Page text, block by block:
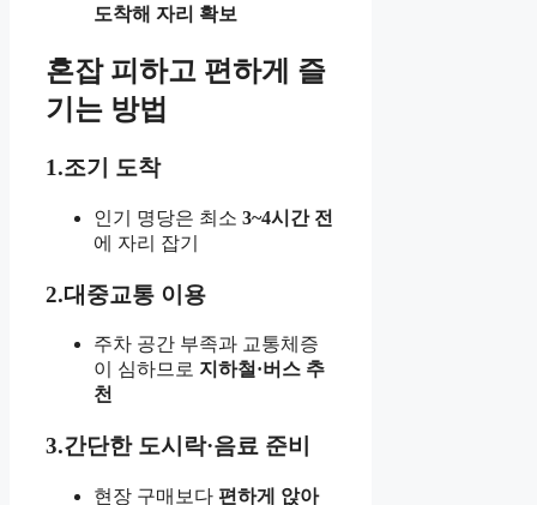
도착해 자리 확보
혼잡 피하고 편하게 즐
기는 방법
1.조기 도착
인기 명당은 최소 3~4시간 전
에 자리 잡기
2.대중교통 이용
주차 공간 부족과 교통체증
이 심하므로 지하철·버스 추
천
3.간단한 도시락·음료 준비
현장 구매보다 편하게 앉아